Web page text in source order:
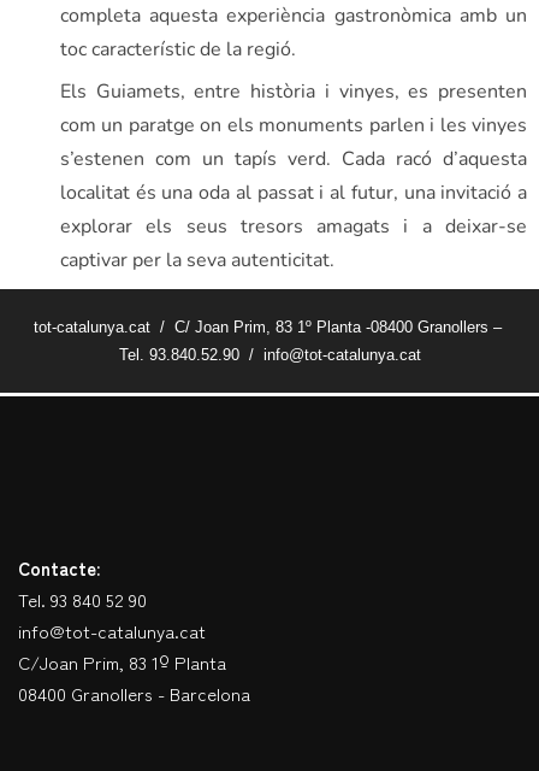
completa aquesta experiència gastronòmica amb un
toc característic de la regió.
Els Guiamets, entre història i vinyes, es presenten
com un paratge on els monuments parlen i les vinyes
s’estenen com un tapís verd. Cada racó d’aquesta
localitat és una oda al passat i al futur, una invitació a
explorar els seus tresors amagats i a deixar-se
captivar per la seva autenticitat.
tot-catalunya.cat / C/ Joan Prim, 83 1º Planta -08400 Granollers –
Tel. 93.840.52.90 / info@tot-catalunya.cat
Contacte:
Tel. 93 840 52 90
info@tot-catalunya.cat
C/Joan Prim, 83 1º Planta
08400 Granollers - Barcelona